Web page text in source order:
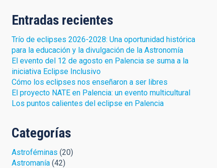
Entradas recientes
Trío de eclipses 2026-2028: Una oportunidad histórica
para la educación y la divulgación de la Astronomía
El evento del 12 de agosto en Palencia se suma a la
iniciativa Eclipse Inclusivo
Cómo los eclipses nos enseñaron a ser libres
El proyecto NATE en Palencia: un evento multicultural
Los puntos calientes del eclipse en Palencia
Categorías
Astroféminas (20)
Astromanía (42)